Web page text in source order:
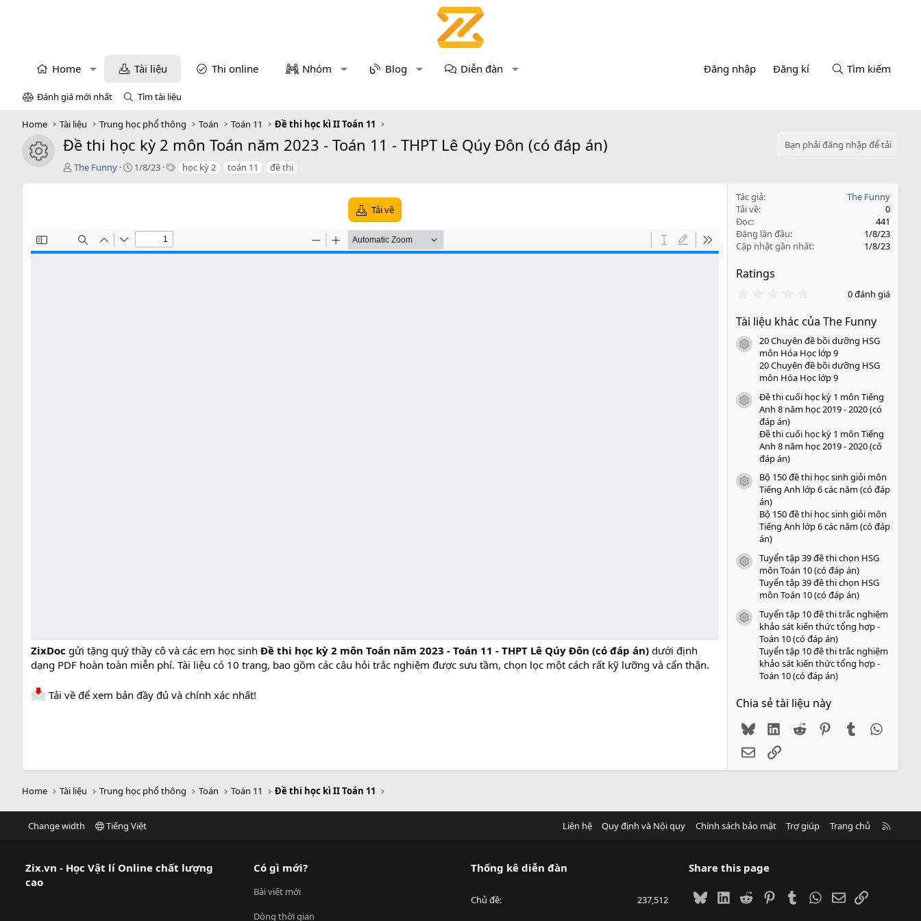
Home Tài liệu Thi online Nhóm Blog Diễn đàn Đăng nhập Đăng kí Tìm kiếm
Đánh giá mới nhất Tìm tài liệu
Home Tài liệu Trung học phổ thông Toán Toán 11 Đề thi học kì II Toán 11
icon tài liệu
Đề thi học kỳ 2 môn Toán năm 2023 - Toán 11 - THPT Lê Qúy Đôn (có đáp án)
Bạn phải đăng nhập để tải
T
The Funny
C
n
1/8/23
T học kỳ 2 toán 11 đề thi
Tải về
ZixDoc gửi tặng quý thầy cô và các em học sinh Đề thi học kỳ 2 môn Toán năm 2023 - Toán 11 - THPT Lê Qúy Đôn (có đáp án) dưới định
dạng PDF hoàn toàn miễn phí. Tài liệu có 10 trang, bao gồm các câu hỏi trắc nghiệm được sưu tầm, chọn lọc một cách rất kỹ lưỡng và cẩn thận.
Tải về để xem bản đầy đủ và chính xác nhất!
Tác giả
The Funny
Tải về
0
Đọc
441
Đăng lần đầu
1/8/23
Cập nhật gần nhất
1/8/23
Ratings
0
0
s
a
o
0 đánh giá
Tài liệu khác của The Funny
icon tài liệu
20 Chuyên đề bồi dưỡng HSG
môn Hóa Học lớp 9
20 Chuyên đề bồi dưỡng HSG
môn Hóa Học lớp 9
icon tài liệu
Đề thi cuối học kỳ 1 môn Tiếng
Anh 8 năm học 2019 - 2020 (có
đáp án)
Đề thi cuối học kỳ 1 môn Tiếng
Anh 8 năm học 2019 - 2020 (có
đáp án)
icon tài liệu
Bộ 150 đề thi học sinh giỏi môn
Tiếng Anh lớp 6 các năm (có đáp
án)
Bộ 150 đề thi học sinh giỏi môn
Tiếng Anh lớp 6 các năm (có đáp
án)
icon tài liệu
Tuyển tập 39 đề thi chọn HSG
môn Toán 10 (có đáp án)
Tuyển tập 39 đề thi chọn HSG
môn Toán 10 (có đáp án)
icon tài liệu
Tuyển tập 10 đề thi trắc nghiệm
khảo sát kiến thức tổng hợp -
Toán 10 (có đáp án)
Tuyển tập 10 đề thi trắc nghiệm
khảo sát kiến thức tổng hợp -
Toán 10 (có đáp án)
Chia sẻ tài liệu này
BlueskyLinkedIn
Reddit PinterestTumblr
EmailLink
Home Tài liệu Trung học phổ thông Toán Toán 11 Đề thi học kì II Toán 11
Change width Tiếng Việt Liên hệ Quy định và Nội quy Chính sách bảo mật Trợ giúp Trang chủ
Zix.vn - Học Vật lí Online chất lượng
cao
Có gì mới?
Bài viết mới
Dòng thời gian
Thống kê diễn đàn
Chủ đề 237,512
Share this page
BlueskyLinkedIn
Reddit PinterestTumblrWhatsApp
EmailLink